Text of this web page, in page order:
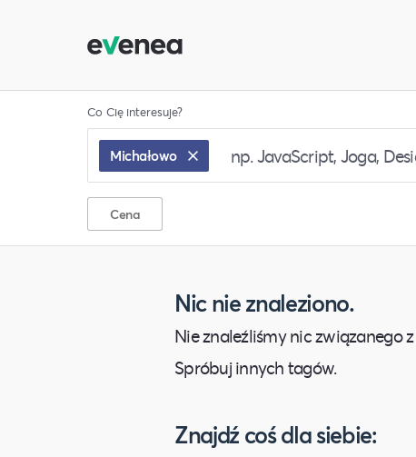
Co Cię interesuje?
Michałowo
Cena
Nic nie znaleziono.
Nie znaleźliśmy nic związanego z
Spróbuj innych tagów.
Znajdź coś dla siebie: